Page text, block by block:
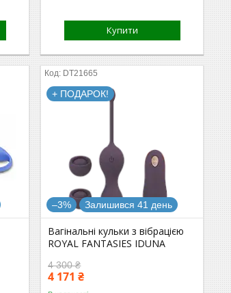
Купити
DT21665
+ ПОДАРОК!
–3% Залишився 41 день
Вагінальні кульки з вібрацією
ROYAL FANTASIES IDUNA
4 300 ₴
4 171 ₴